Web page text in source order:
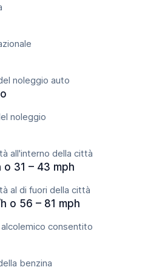
noleggio auto
noleggio
all'interno della città
o 31 – 43 mph
al di fuori della città
o 56 – 81 mph
consentito
benzina